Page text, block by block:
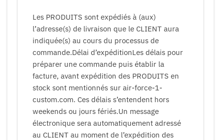
Les PRODUITS sont expédiés à (aux)
l’adresse(s) de livraison que le CLIENT aura
indiquée(s) au cours du processus de
commande.Délai d’expéditionLes délais pour
préparer une commande puis établir la
facture, avant expédition des PRODUITS en
stock sont mentionnés sur air-force-1-
custom.com. Ces délais s’entendent hors
weekends ou jours fériés.Un message
électronique sera automatiquement adressé
au CLIENT au moment de l’expédition des